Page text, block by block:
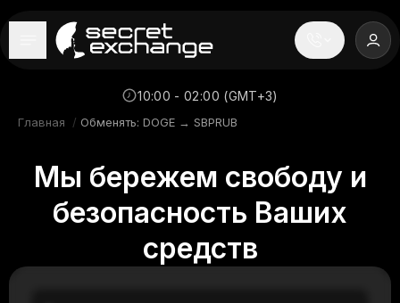
----
Новости
Репутация
Поддержка
10:00 - 02:00 (GMT+3)
Главная / Обменять: DOGE → SBPRUB
Мы бережем свободу и
безопасность Ваших
средств